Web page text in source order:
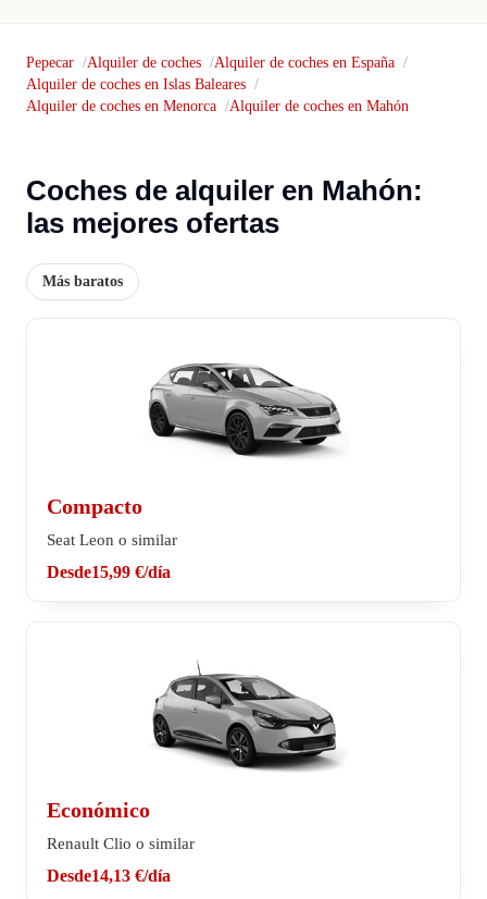
Pepecar Alquiler de coches
Alquiler de coches en España
Alquiler de coches en Islas Baleares
Alquiler de coches en Menorca
Alquiler de coches en Mahón
Coches de alquiler en Mahón:
las mejores ofertas
Más baratos
Compacto
Seat Leon o similar
Desde15,99 €/día
Económico
Renault Clio o similar
Desde14,13 €/día